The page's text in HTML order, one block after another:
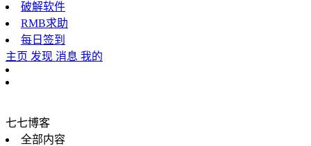
破解软件
RMB求助
每日签到
主页 发现 消息 我的
七七博客
全部内容